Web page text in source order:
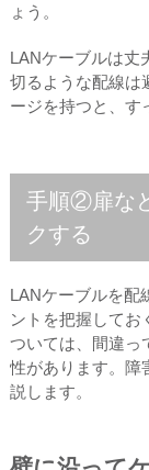
ょう。
LANケーブルは丈
切るような配線は
ージを持つと、す
手順②扉な
クする
LANケーブルを配
ントを把握してお
ついては、間違っ
性があります。障
説します。